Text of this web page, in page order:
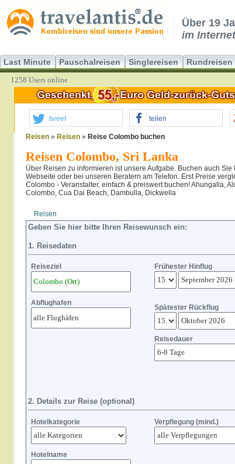
Über 19
im Internet
Last Minute Pauschalreisen Singlereisen Rundreisen
1258 Users online
tweet teilen
Reisen » Reisen » Reise Colombo buchen
Reisen Colombo, Sri Lanka
Über Reisen zu informieren ist unsere Aufgabe. Buchen auch
Webseite oder bei unseren Beratern am Telefon. Erst Preise
Colombo - Veranstalter, einfach & preiswert buchen! Ahungalla,
Colombo, Cua Dai Beach, Dambulla, Dickwella
Reisen
Geben Sie hier bitte Ihren Reisewunsch ein:
1. Reisedaten
Reiseziel Frühester Hinflug
Abflughafen
Spätester Rückflug
Reisedauer
2. Details zur Reise (optional)
Hotelkategorie Verpflegung (mind.)
Hotelname